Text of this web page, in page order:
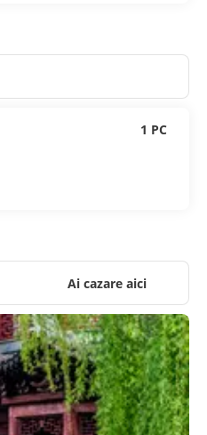
1 PC
Ai cazare aici